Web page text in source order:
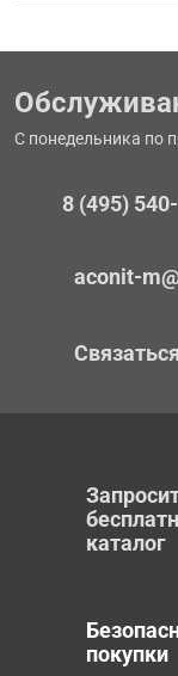
С понедельника по
8 (495)
aconit-
каталог
покупки